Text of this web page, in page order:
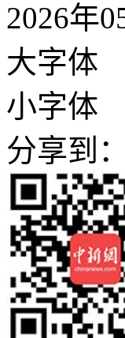
2026年
大字体
小字体
分享到：